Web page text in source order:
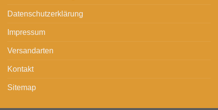
Datenschutzerklärung
Impressum
Versandarten
Kontakt
Sitemap